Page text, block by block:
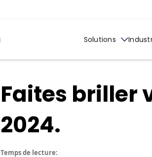
Solutions
Faites briller
2024.
Temps de lecture: